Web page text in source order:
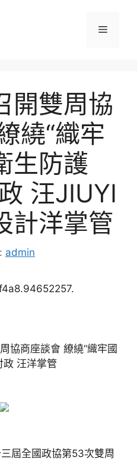
選
開雙周協
繞“織牢
生防護
汪JIUYI
計洋掌管
admin
協商座談會 繚繞“織牢國
政 汪洋掌管
屆全國政協第53次雙周